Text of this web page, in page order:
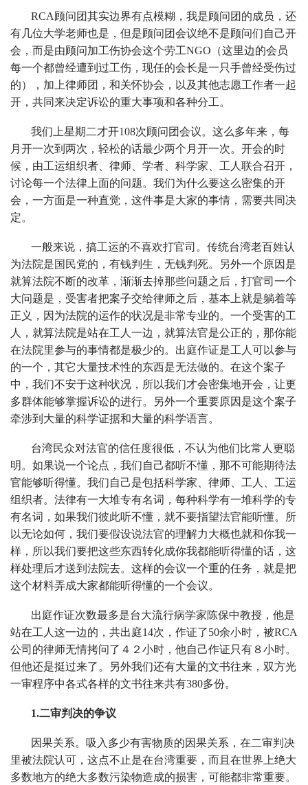
RCA顾问团其实边界有点模糊，我是顾问团的成员，还
有几位大学老师也是，但是顾问团会议绝不是顾问们自己开
会，而是由顾问加工伤协会这个劳工NGO（这里边的会员
每一个都曾经遭到过工伤，现任的会长是一只手曾经受伤过
的），加上律师团，和关怀协会，以及其他志愿工作者一起
开，共同来决定诉讼的重大事项和各种分工。
我们上星期二才开108次顾问团会议。这么多年来，每
月开一次到两次，轻松的话最少两个月开一次。开会的时
候，由工运组织者、律师、学者、科学家、工人联合召开，
讨论每一个法律上面的问题。我们为什么要这么密集的开
会，一方面是一种直觉，这件事是大家的事情，需要共同决
定。
一般来说，搞工运的不喜欢打官司。传统台湾老百姓认
为法院是国民党的，有钱判生，无钱判死。另外一个原因是
就算法院不断的改革，渐渐去掉那些问题之后，打官司一个
大问题是，受害者把案子交给律师之后，基本上就是躺着等
正义，因为法院的运作的状况是非常专业的。一个受害的工
人，就算法院是站在工人一边，就算法官是公正的，那你能
在法院里参与的事情都是极少的。出庭作证是工人可以参与
的一个，其它大量技术性的东西是无法做的。在这个案子
中，我们不安于这种状况，所以我们才会密集地开会，让更
多群体能够掌握诉讼的进行。另外一个重要原因是这个案子
牵涉到大量的科学证据和大量的科学语言。
台湾民众对法官的信任度很低，不认为他们比常人更聪
明。如果说一个论点，我们自己都听不懂，那不可能期待法
官能够听得懂。我们自己是包括科学家、律师、工人、工运
组织者。法律有一大堆专有名词，每种科学有一堆科学的专
有名词，如果我们彼此听不懂，就不要指望法官能听懂。所
以无论如何，我们要假设说法官的理解力大概也就和你我一
样，所以我们要把这些东西转化成你我都能听得懂的话，这
样处理后才送到法院去。这样的会议一个重的任务，就是把
这个材料弄成大家都能听得懂的一个会议。
出庭作证次数最多是台大流行病学家陈保中教授，他是
站在工人这一边的，共出庭14次，作证了50余小时，被RCA
公司的律师无情拷问了４２小时，他自己作证只有８小时。
但他还是挺过来了。另外我们还有大量的文书往来，双方光
一审程序中各式各样的文书往来共有380多份。
1.二审判决的争议
因果关系。吸入多少有害物质的因果关系，在二审判决
里被法院认可，这点不止是在台湾重要，而且在世界上绝大
多数地方的绝大多数污染物造成的损害，可能都非常重要。